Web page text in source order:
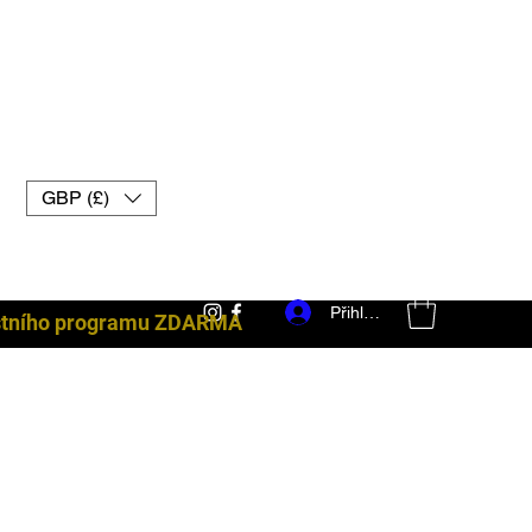
GBP (£)
Přihlásit se
programu ZDARMA bojové vybavení uk muay thai rukavice